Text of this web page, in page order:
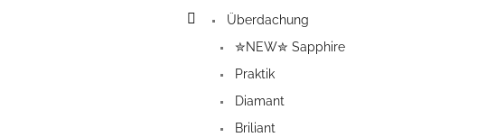
Überdachung
✮NEW✮ Sapphire
Praktik
Diamant
Briliant